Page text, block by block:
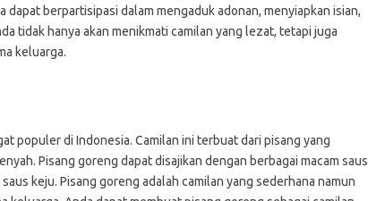
dapat berpartisipasi dalam mengaduk adonan, menyiapkan isian,
tidak hanya akan menikmati camilan yang lezat, tetapi juga
keluarga.
populer di Indonesia. Camilan ini terbuat dari pisang yang
Pisang goreng dapat disajikan dengan berbagai macam saus
keju. Pisang goreng adalah camilan yang sederhana namun